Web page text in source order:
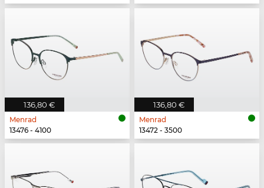
136,80 €
Menrad
13476 - 4100
136,80 €
Menrad
13472 - 3500